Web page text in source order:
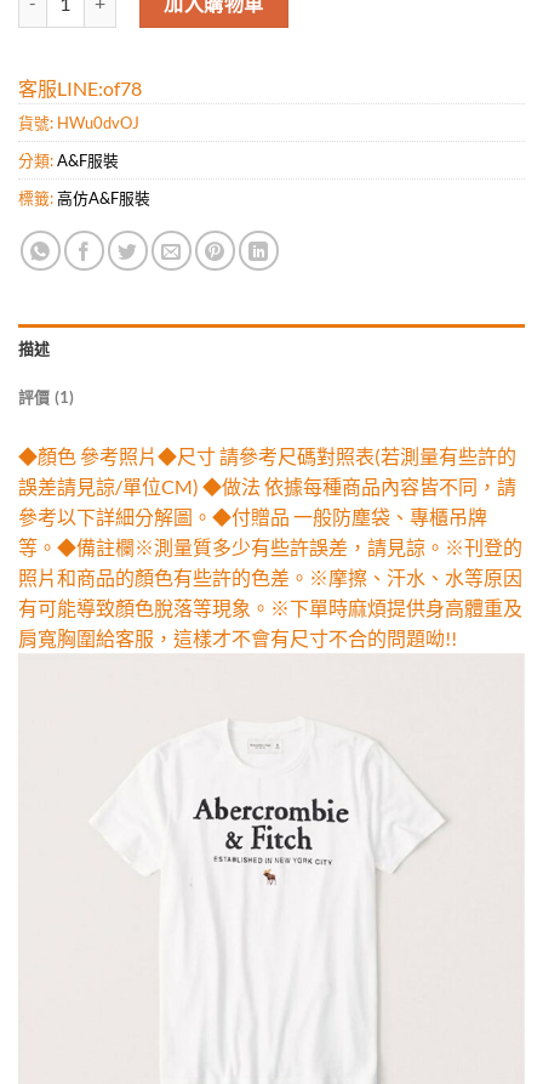
客服LINE:of78
貨號: HWu0dvOJ
分類:A&F服裝
標籤:高仿A&F服裝
描述
評價 (1)
◆顏色 參考照片◆尺寸 請參考尺碼對照表(若測量有些許的
誤差請見諒/單位CM) ◆做法 依據每種商品內容皆不同，請
參考以下詳細分解圖。◆付贈品 一般防塵袋、專櫃吊牌
等。◆備註欄※測量質多少有些許誤差，請見諒。※刊登的
照片和商品的顏色有些許的色差。※摩擦、汗水、水等原因
有可能導致顏色脫落等現象。※下單時麻煩提供身高體重及
肩寬胸圍給客服，這樣才不會有尺寸不合的問題呦!!